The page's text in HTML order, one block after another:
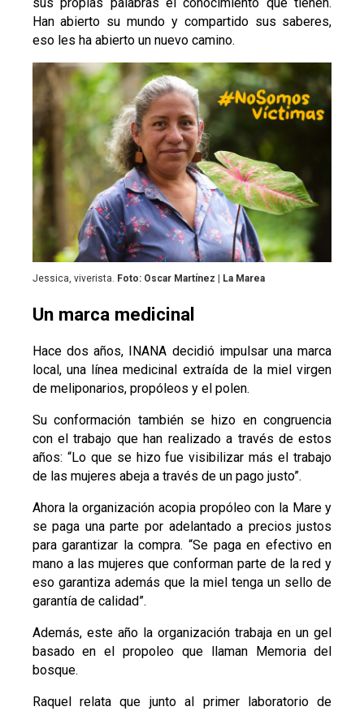
Han abierto su mundo y compartido sus saberes,
eso les ha abierto un nuevo camino.
Jessica, viverista. Foto: Oscar Martínez | La Marea
Un marca medicinal
Hace dos años, INANA decidió impulsar una marca
local, una línea medicinal extraída de la miel virgen
de meliponarios, propóleos y el polen.
Su conformación también se hizo en congruencia
con el trabajo que han realizado a través de estos
años: “Lo que se hizo fue visibilizar más el trabajo
de las mujeres abeja a través de un pago justo”.
Ahora la organización acopia propóleo con la Mare y
se paga una parte por adelantado a precios justos
para garantizar la compra. “Se paga en efectivo en
mano a las mujeres que conforman parte de la red y
eso garantiza además que la miel tenga un sello de
garantía de calidad”.
Además, este año la organización trabaja en un gel
basado en el propoleo que llaman Memoria del
bosque.
Raquel relata que junto al primer laboratorio de